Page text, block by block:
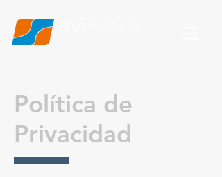
Política de
Privacidad